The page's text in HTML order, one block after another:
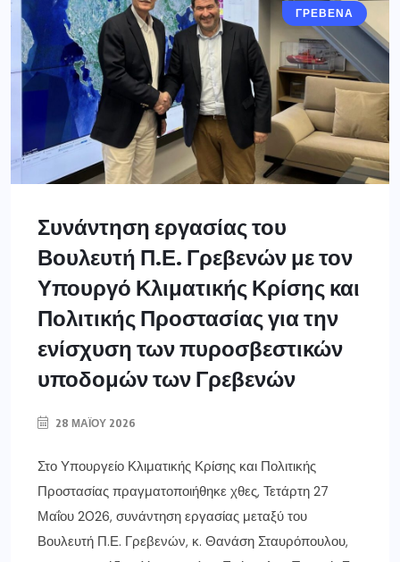
ΓΡΕΒΕΝΑ
Συνάντηση εργασίας του
Βουλευτή Π.Ε. Γρεβενών με τον
Υπουργό Κλιματικής Κρίσης και
Πολιτικής Προστασίας για την
ενίσχυση των πυροσβεστικών
υποδομών των Γρεβενών
28 ΜΑΪ́ΟΥ 2026
Στο Υπουργείο Κλιματικής Κρίσης και Πολιτικής
Προστασίας πραγματοποιήθηκε χθες, Τετάρτη 27
Μαΐου 2026, συνάντηση εργασίας μεταξύ του
Βουλευτή Π.Ε. Γρεβενών, κ. Θανάση Σταυρόπουλου,